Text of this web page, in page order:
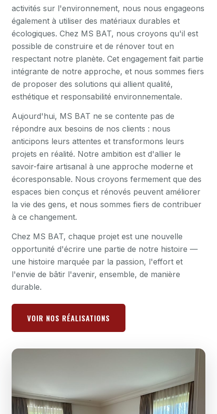
activités sur l'environnement, nous nous engageons
également à utiliser des matériaux durables et
écologiques. Chez MS BAT, nous croyons qu'il est
possible de construire et de rénover tout en
respectant notre planète. Cet engagement fait partie
intégrante de notre approche, et nous sommes fiers
de proposer des solutions qui allient qualité,
esthétique et responsabilité environnementale.
Aujourd'hui, MS BAT ne se contente pas de
répondre aux besoins de nos clients : nous
anticipons leurs attentes et transformons leurs
projets en réalité. Notre ambition est d'allier le
savoir-faire artisanal à une approche moderne et
écoresponsable. Nous croyons fermement que des
espaces bien conçus et rénovés peuvent améliorer
la vie des gens, et nous sommes fiers de contribuer
à ce changement.
Chez MS BAT, chaque projet est une nouvelle
opportunité d'écrire une partie de notre histoire —
une histoire marquée par la passion, l'effort et
l'envie de bâtir l'avenir, ensemble, de manière
durable.
VOIR NOS RÉALISATIONS